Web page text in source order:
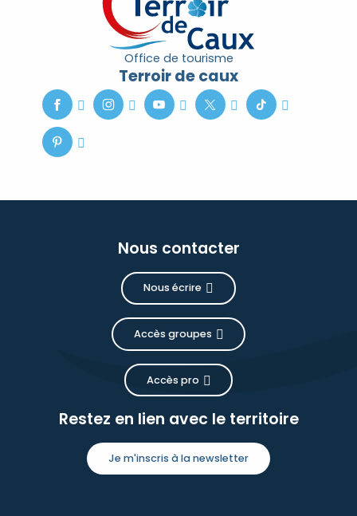
Office de tourisme
Terroir de caux
Nous contacter
Nous écrire
Accès groupes
Accès pro
Restez en lien avec le territoire
Je m'inscris à la newsletter